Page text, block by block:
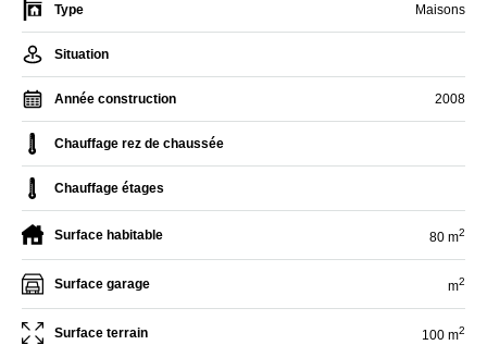
Type Maisons
Situation
Année construction 2008
Chauffage rez de chaussée
Chauffage étages
Surface habitable 80 m2
Surface garage m2
Surface terrain 100 m2